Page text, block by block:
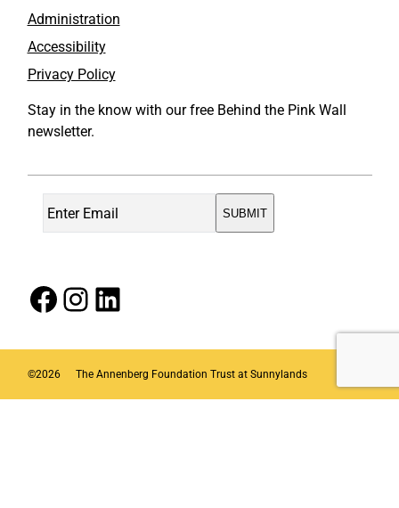
Administration
Accessibility
Privacy Policy
Stay in the know with our free Behind the Pink Wall
newsletter.
Facebook Instagram LinkedIn
©2026 The Annenberg Foundation Trust at Sunnylands